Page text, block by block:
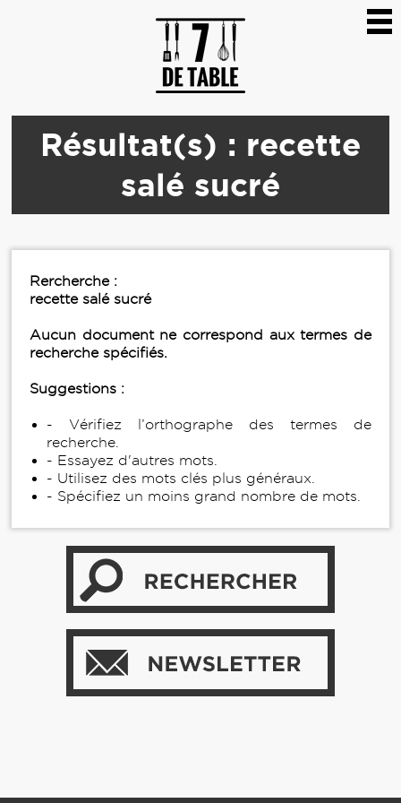
Résultat(s) : recette
salé sucré
Rercherche :
recette salé sucré
Aucun document ne correspond aux termes de
recherche spécifiés.
Suggestions :
- Vérifiez l’orthographe des termes de
recherche.
- Essayez d'autres mots.
- Utilisez des mots clés plus généraux.
- Spécifiez un moins grand nombre de mots.